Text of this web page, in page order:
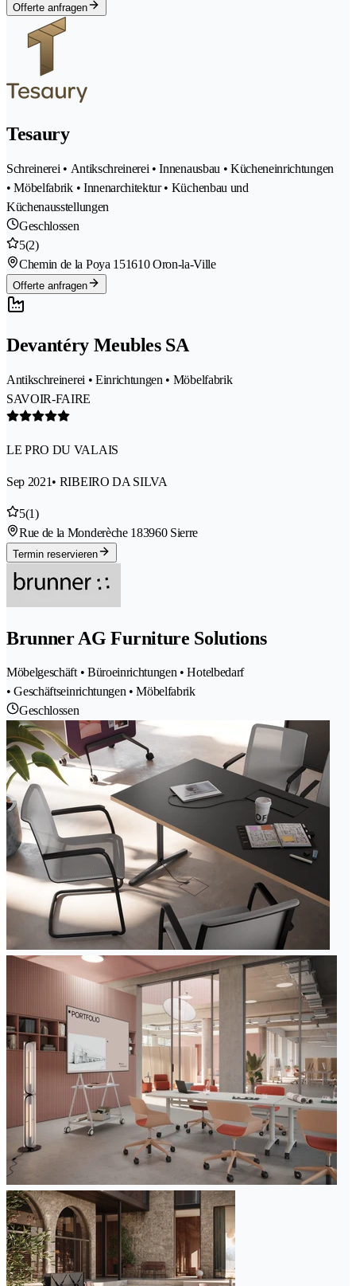
Offerte anfragen
Tesaury
Schreinerei • Antikschreinerei • Innenausbau • Kücheneinrichtungen
• Möbelfabrik • Innenarchitektur • Küchenbau und
Küchenausstellungen
Geschlossen
5(2)
Chemin de la Poya 151610 Oron-la-Ville
Offerte anfragen
Devantéry Meubles SA
Antikschreinerei • Einrichtungen • Möbelfabrik
SAVOIR-FAIRE
LE PRO DU VALAIS
Sep 2021• RIBEIRO DA SILVA
5(1)
Rue de la Monderèche 183960 Sierre
Termin reservieren
Brunner AG Furniture Solutions
Möbelgeschäft • Büroeinrichtungen • Hotelbedarf
• Geschäftseinrichtungen • Möbelfabrik
Geschlossen